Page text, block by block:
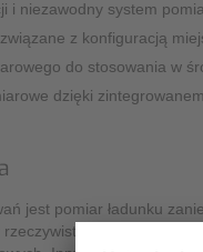
i niezawodny system
z konfiguracją
do stosowania w
dzięki
jest pomiar ładunku
efektu